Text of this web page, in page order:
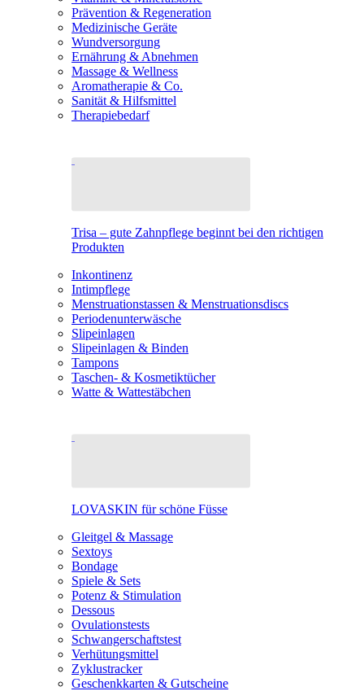
Prävention & Regeneration
Medizinische Geräte
Wundversorgung
Ernährung & Abnehmen
Massage & Wellness
Aromatherapie & Co.
Sanität & Hilfsmittel
Therapiebedarf
Trisa – gute Zahnpflege beginnt bei den richtigen
Produkten
Inkontinenz
Intimpflege
Menstruationstassen & Menstruationsdiscs
Periodenunterwäsche
Slipeinlagen
Slipeinlagen & Binden
Tampons
Taschen- & Kosmetiktücher
Watte & Wattestäbchen
LOVASKIN für schöne Füsse
Gleitgel & Massage
Sextoys
Bondage
Spiele & Sets
Potenz & Stimulation
Dessous
Ovulationstests
Schwangerschaftstest
Verhütungsmittel
Zyklustracker
Geschenkkarten & Gutscheine